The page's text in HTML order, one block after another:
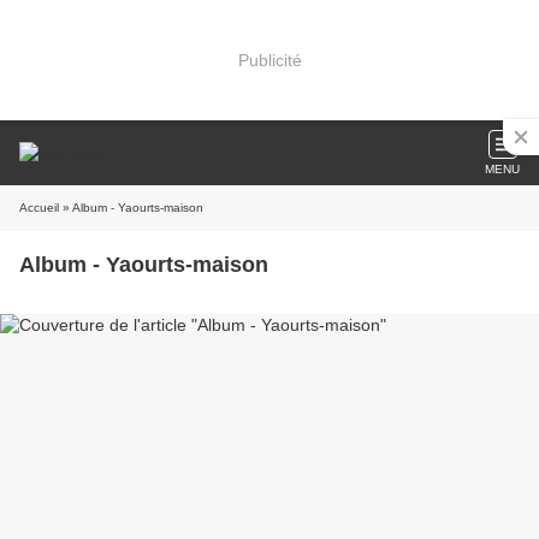
Publicité
MENU
Accueil » Album - Yaourts-maison
Album - Yaourts-maison